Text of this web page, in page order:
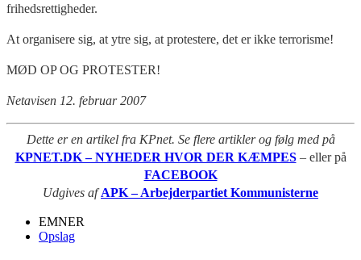
frihedsrettigheder.
At organisere sig, at ytre sig, at protestere, det er ikke terrorisme!
MØD OP OG PROTESTER!
Netavisen 12. februar 2007
Dette er en artikel fra KPnet. Se flere artikler og følg med på
KPNET.DK – NYHEDER HVOR DER KÆMPES – eller på
FACEBOOK
Udgives afAPK – Arbejderpartiet Kommunisterne
EMNER
Opslag